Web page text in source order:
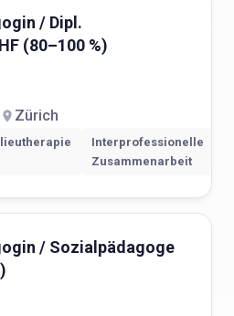
/ Dipl.
(80–100 %)
Zürich
Interprofessionelle
Zusammenarbeit
/ Sozialpädagoge